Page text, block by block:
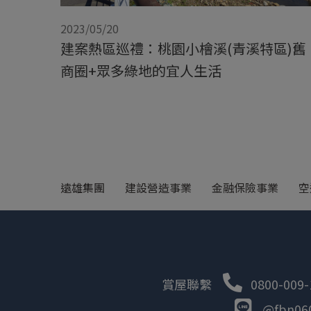
2023/05/20
建案熱區巡禮：桃園小檜溪(青溪特區)舊
商圈+眾多綠地的宜人生活
遠雄集團 建設營造事業 金融保險事業
賞屋聯繫
0800-